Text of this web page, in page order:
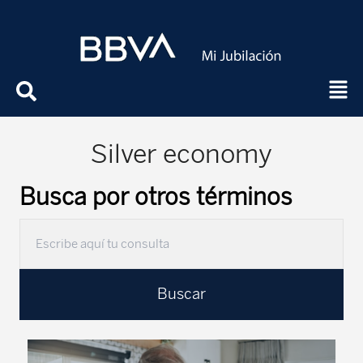
Silver economy
Busca por otros términos